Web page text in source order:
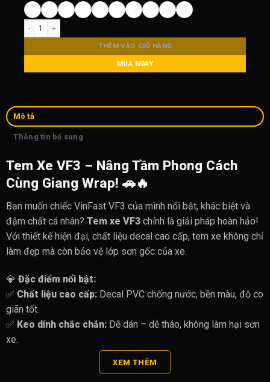
Tem Xe VF3 | Decal Dán Xe Vinfast VF3 | VF3101 | Thiết Kế Đủ Màu Xe số
THÊM VÀO GIỎ HÀNG
MUA NGAY
Mô tả
Thông tin bổ sung
Tem Xe VF3 – Nâng Tầm Phong Cách
Cùng Giang Wrap! 🚗🔥
Bạn muốn chiếc VinFast VF3 của mình nổi bật, khác biệt và
đậm chất cá nhân? Tem xe VF3 chính là giải pháp hoàn hảo!
Với thiết kế hiện đại, chất liệu decal cao cấp, tem xe không chỉ
làm đẹp mà còn bảo vệ lớp sơn gốc của xe.
💎 Đặc điểm nổi bật:
✅ Chất liệu cao cấp: Decal PVC chống nước, bền màu, độ co
giãn tốt.
✅ Keo dính chắc chắn: Dễ dán – dễ tháo, không làm hại sơn
xe.
Thiết kế theo yêu cầu:Tùy chỉnh màu sắc, họa tiết theo
XEM THÊM